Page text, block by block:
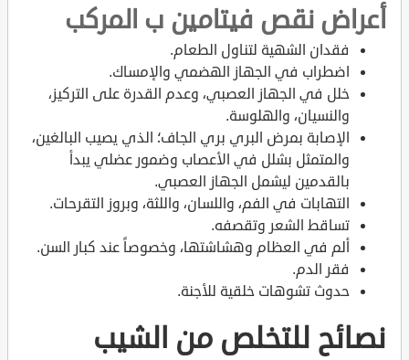
أعراض نقص فيتامين ب المركب
فقدان الشهية لتناول الطعام.
اضطراب في الجهاز الهضمي والإمساك.
خلل في الجهاز العصبي، وعدم القدرة على التركيز،
والنسيان، والهلوسة.
الإصابة بمرض البري بري الجاف؛ الذي يصيب البالغين،
والمتمثل بشلل في الأعصاب وضمور عضلي يبدأ
بالقدمين ليشمل الجهاز العصبي.
التهابات في الفم، واللسان، واللثة، وبروز التقرحات.
تساقط الشعر وتقصفه.
ألم في العظام وهشاشتها، وخصوصاً عند كبار السن.
فقر الدم.
حدوث تشوهات خلقية للأجنة.
نصائح للتخلص من الشيب